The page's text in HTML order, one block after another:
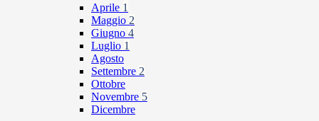
Aprile 1
Maggio 2
Giugno 4
Luglio 1
Agosto
Settembre 2
Ottobre
Novembre 5
Dicembre